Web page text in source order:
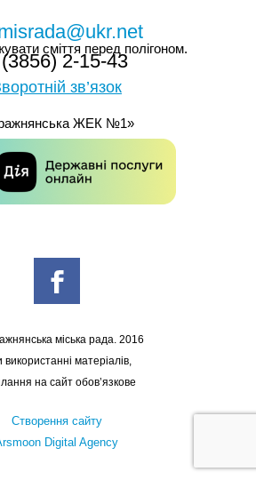
сміття перед полігоном.
ЖЕК №1»
2-15-43
зв’язок
міська рада. 2016
використанні матеріалів,
на сайт обов’язкове
Створення сайту
Digital Agency